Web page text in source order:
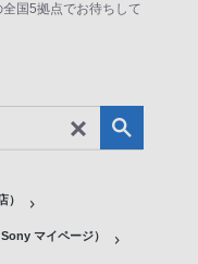
国5拠点でお待ちして
）
マイページ）